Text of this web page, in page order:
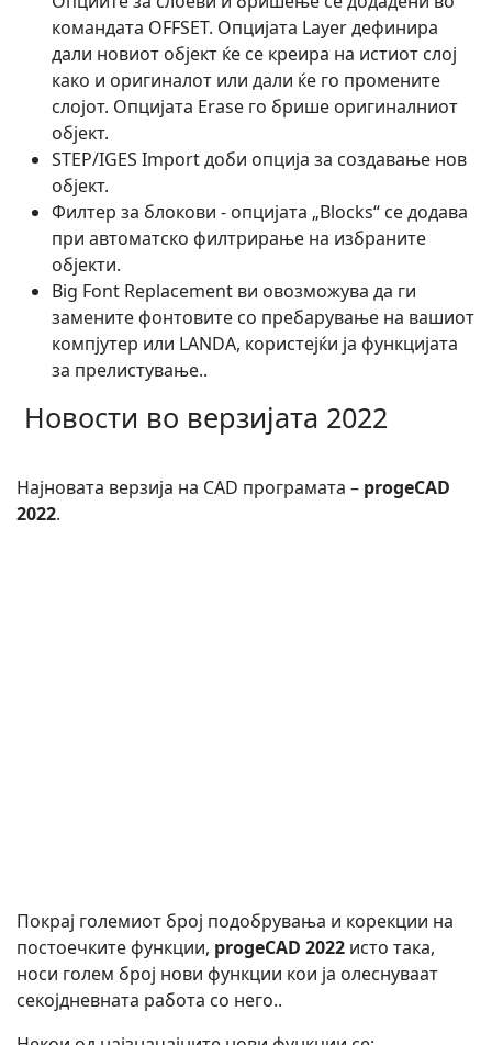
командата OFFSET. Опцијата Layer дефинира
дали новиот објект ќе се креира на истиот слој
како и оригиналот или дали ќе го промените
слојот. Опцијата Erase го брише оригиналниот
објект.
STEP/IGES Import доби опција за создавање нов
објект.
Филтер за блокови - опцијата „Blocks“ се додава
при автоматско филтрирање на избраните
објекти.
Big Font Replacement ви овозможува да ги
замените фонтовите со пребарување на вашиот
компјутер или LANDA, користејќи ја функцијата
за прелистување..
Новости во верзијата 2022
Најновата верзија на CAD програмата – progeCAD
2022.
Покрај големиот број подобрувања и корекции на
постоечките функции, progeCAD 2022 исто така,
носи голем број нови функции кои ја олеснуваат
секојдневната работа со него..